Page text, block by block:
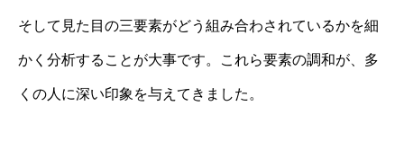
そして見た目の三要素がどう組み合わされているかを細
かく分析することが大事です。これら要素の調和が、多
くの人に深い印象を与えてきました。